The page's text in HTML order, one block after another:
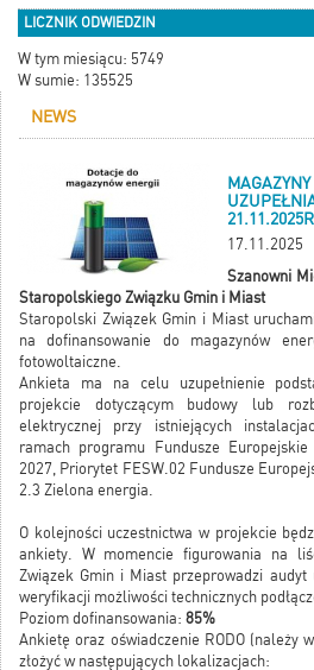
LICZNIK ODWIEDZIN
W tym miesiącu: 5749
W sumie: 135525
NEWS
17.11.2025
Szanowni
Staropolskiego Związku Gmin i Miast
Staropolski Związek Gmin i Miast
na dofinansowanie do magazynów
fotowoltaiczne.
Ankieta ma na celu uzupełnienie
projekcie dotyczącym budowy lub
elektrycznej przy istniejących
ramach programu Fundusze
2027, Priorytet FESW.02 Fundusze
2.3 Zielona energia.
O kolejności uczestnictwa w projekcie
ankiety. W momencie figurowania na
Związek Gmin i Miast przeprowadzi
weryfikacji możliwości technicznych
Poziom dofinansowania: 85%
Ankietę oraz oświadczenie RODO (należy
złożyć w następujących lokalizacjach: